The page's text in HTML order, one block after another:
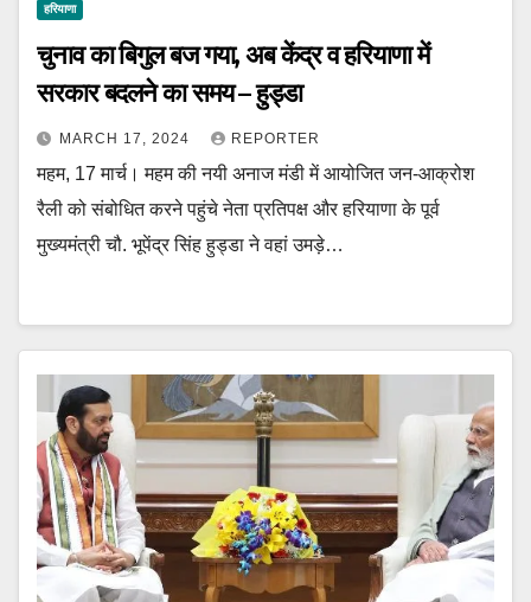
हरियाणा
चुनाव का बिगुल बज गया, अब केंद्र व हरियाणा में
सरकार बदलने का समय – हुड्डा
MARCH 17, 2024 REPORTER
महम, 17 मार्च। महम की नयी अनाज मंडी में आयोजित जन-आक्रोश
रैली को संबोधित करने पहुंचे नेता प्रतिपक्ष और हरियाणा के पूर्व
मुख्यमंत्री चौ. भूपेंद्र सिंह हुड्डा ने वहां उमड़े…